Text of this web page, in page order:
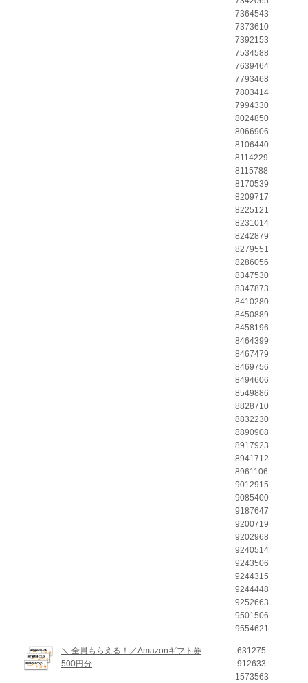
7364543
7373610
7392153
7534588
7639464
7793468
7803414
7994330
8024850
8066906
8106440
8114229
8115788
8170539
8209717
8225121
8231014
8242879
8279551
8286056
8347530
8347873
8410280
8450889
8458196
8464399
8467479
8469756
8494606
8549886
8828710
8832230
8890908
8917923
8941712
8961106
9012915
9085400
9187647
9200719
9202968
9240514
9243506
9244315
9244448
9252663
9501506
9554621
＼ 全員もらえる！／Amazonギフト券
500円分
631275
912633
1573563